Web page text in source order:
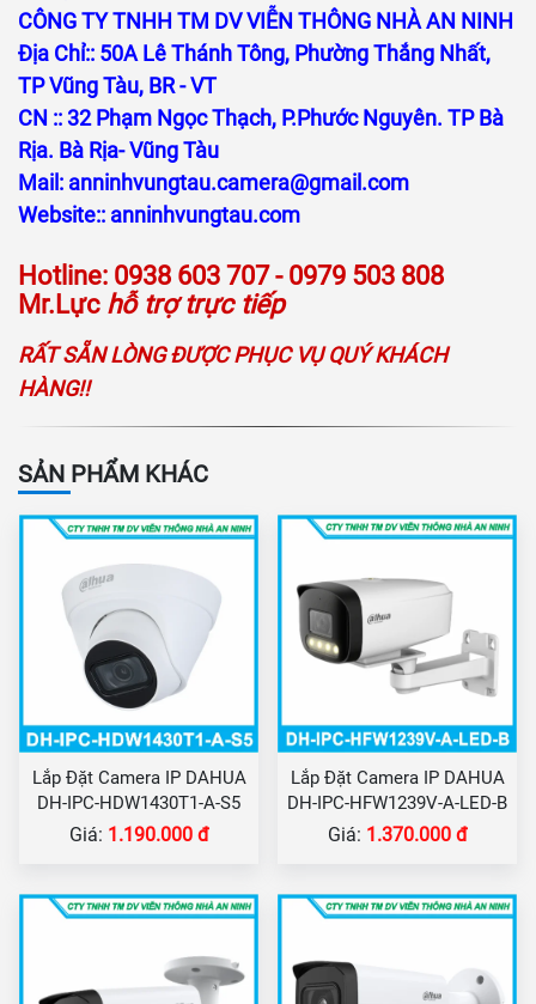
CÔNG TY TNHH TM DV VIỄN THÔNG NHÀ AN NINH
Địa Chỉ:: 50A Lê Thánh Tông, Phường Thắng Nhất,
TP Vũng Tàu, BR - VT
CN :: 32 Phạm Ngọc Thạch, P.Phước Nguyên. TP Bà
Rịa. Bà Rịa- Vũng Tàu
Mail: anninhvungtau.camera@gmail.com
Website:: anninhvungtau.com
Hotline: 0938 603 707 - 0979 503 808
Mr.Lực hỗ trợ trực tiếp
RẤT SẴN LÒNG ĐƯỢC PHỤC VỤ QUÝ KHÁCH
HÀNG!!
SẢN PHẨM KHÁC
Lắp Đặt Camera IP DAHUA
DH-IPC-HDW1430T1-A-S5
Giá: 1.190.000 đ
Lắp Đặt Camera IP DAHUA
DH-IPC-HFW1239V-A-LED-B
Giá: 1.370.000 đ